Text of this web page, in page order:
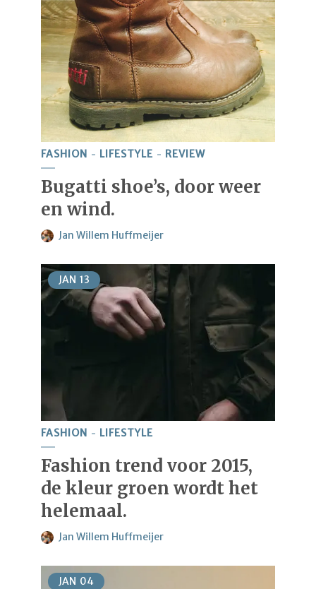
FASHION LIFESTYLE REVIEW
Bugatti shoe’s, door weer
en wind.
Jan Willem Huffmeijer
JAN 13
FASHION LIFESTYLE
Fashion trend voor 2015,
de kleur groen wordt het
helemaal.
Jan Willem Huffmeijer
JAN 04